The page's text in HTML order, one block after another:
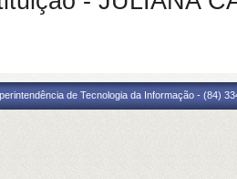
de Tecnologia da Informação - (84)